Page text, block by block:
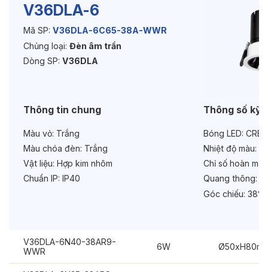
Điện áp: 220VAC, 50Hz
Độ bền & tùy chọn mở rộng
Chức năng:
V36DLA-6
Mã SP: V36DLA-6C65-38A-WWR
Chủng loại: Đèn âm trần
Dòng SP: V36DLA
Thông tin chung
Màu vỏ: Trắng
Màu chóa đèn: Trắng
Vật liệu: Hợp kim nhôm
Chuẩn IP: IP40
Thông số kỹ
Bóng LED:
Nhiệt độ màu:
Chỉ số hoàn
Quang thông:
Góc chiếu: 38°
V36DLA-6N40-38AR9-
WWR
6W